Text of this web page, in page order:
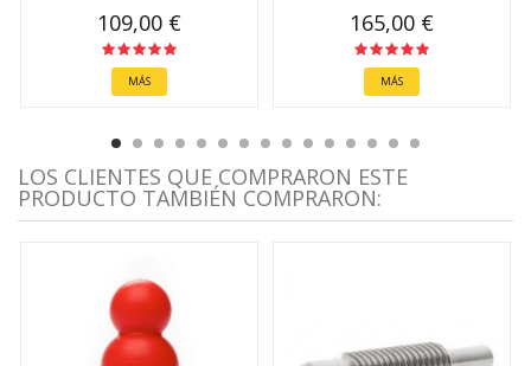
109,00 €
MÁS
165,00 €
MÁS
LOS CLIENTES QUE COMPRARON ESTE
PRODUCTO TAMBIÉN COMPRARON: